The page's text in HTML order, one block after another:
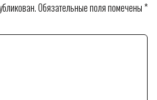
Обязательные поля помечены*